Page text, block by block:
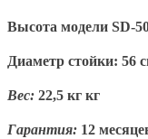
Высота модели SD-
Диаметр стойки: 56
Вес: 22,5 кг кг
Гарантия: 12